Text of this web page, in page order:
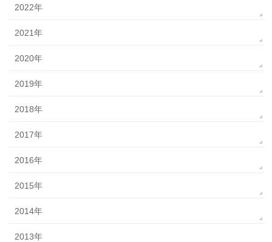
2022年
2021年
2020年
2019年
2018年
2017年
2016年
2015年
2014年
2013年